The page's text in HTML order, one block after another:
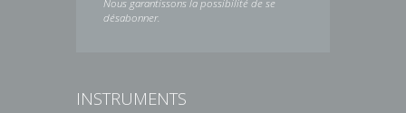
Nous garantissons la possibilité de se
désabonner.
INSTRUMENTS